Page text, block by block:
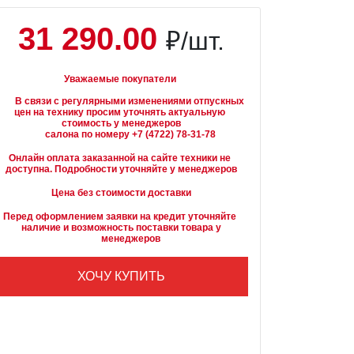
31 290.00 ₽/шт.
Уважаемые покупатели
цен на технику просим уточнять актуальную
стоимость у менеджеров
Онлайн оплата заказанной на сайте техники не
доступна. Подробности уточняйте у менеджеров
Цена без стоимости доставки
Перед оформлением заявки на кредит уточняйте
наличие и возможность поставки товара у
        менеджеров
ХОЧУ КУПИТЬ